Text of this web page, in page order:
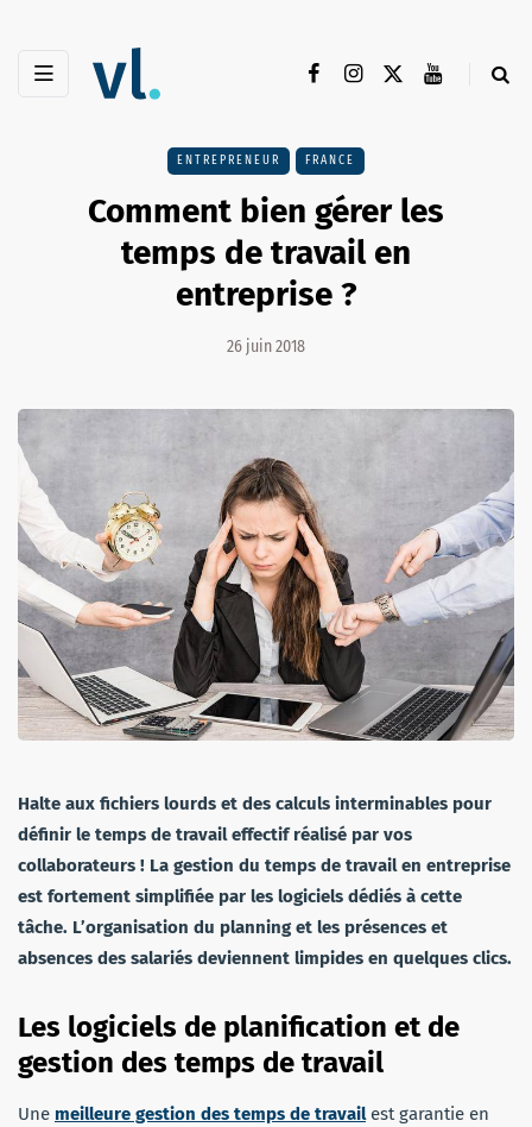
ENTREPRENEUR FRANCE
Comment bien gérer les
temps de travail en
entreprise ?
26 juin 2018
Halte aux fichiers lourds et des calculs interminables pour
définir le temps de travail effectif réalisé par vos
collaborateurs ! La gestion du temps de travail en entreprise
est fortement simplifiée par les logiciels dédiés à cette
tâche. L’organisation du planning et les présences et
absences des salariés deviennent limpides en quelques clics.
Les logiciels de planification et de
gestion des temps de travail
Une meilleure gestion des temps de travailest garantie en